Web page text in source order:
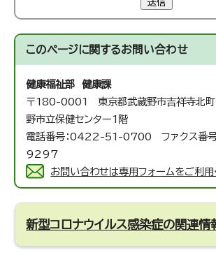
送信
このページに関するお問い合わせ
健康福祉部 健康課
〒180-0001 東京都武蔵野市吉祥寺北
野市立保健センター1階
電話番号：0422-51-0700 ファクス番
9297
お問い合わせは専用フォームをご利用
新型コロナウイルス感染症の関連情